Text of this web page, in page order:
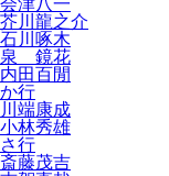
会津八一
芥川龍之介
石川啄木
泉 鏡花
内田百閒
か行
川端康成
小林秀雄
さ行
斎藤茂吉